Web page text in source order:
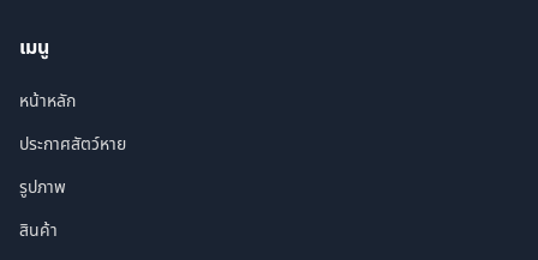
เมนู
หน้าหลัก
ประกาศสัตว์หาย
รูปภาพ
สินค้า